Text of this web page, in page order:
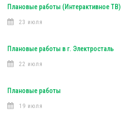
Плановые работы (Интерактивное ТВ)
23 июля
Плановые работы в г. Электросталь
22 июля
Плановые работы
19 июля